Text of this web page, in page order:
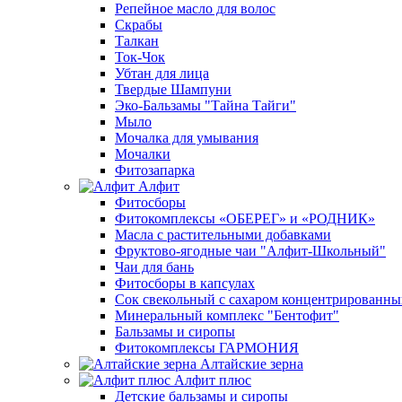
Репейное масло для волос
Скрабы
Талкан
Ток-Чок
Убтан для лица
Твердые Шампуни
Эко-Бальзамы "Тайна Тайги"
Мыло
Мочалка для умывания
Мочалки
Фитозапарка
Алфит
Фитосборы
Фитокомплексы «ОБЕРЕГ» и «РОДНИК»
Масла с растительными добавками
Фруктово-ягодные чаи "Алфит-Школьный"
Чаи для бань
Фитосборы в капсулах
Сок свекольный с сахаром
Минеральный комплекс "Бентофит"
Бальзамы и сиропы
Фитокомплексы ГАРМОНИЯ
Алтайские зерна
Алфит плюс
Детские бальзамы и сиропы